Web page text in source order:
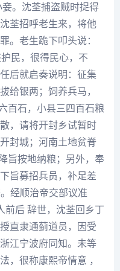
。沈荃捕盗贼时捉得
荃招呼老生来，将他
。老生跪下叩头说：
民，很得民心，不
后就启奏说明：征集
给银两；饲养兵马，
百石，小县三四百石粮
，请将开封乡试暂时
封城；河南土地贫脊
旨按地纳粮；另外，奉
旨募招兵员，补足差
经顺治帝交部议准
前后 辞世，沈荃回乡丁
直隶通蓟道员，因受
江宁波府同知。未等
，很称康熙帝情意 ，